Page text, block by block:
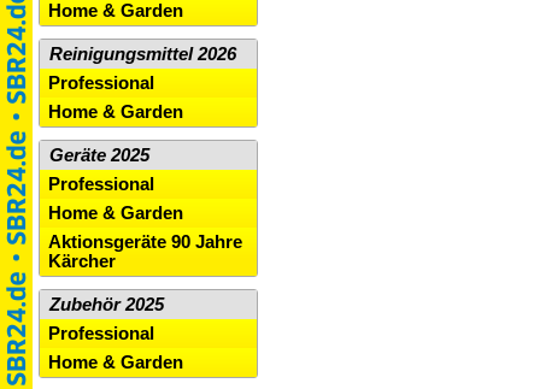
Home & Garden
Reinigungsmittel 2026
Professional
Home & Garden
Geräte 2025
Professional
Home & Garden
Aktionsgeräte 90 Jahre
Kärcher
Zubehör 2025
Professional
Home & Garden